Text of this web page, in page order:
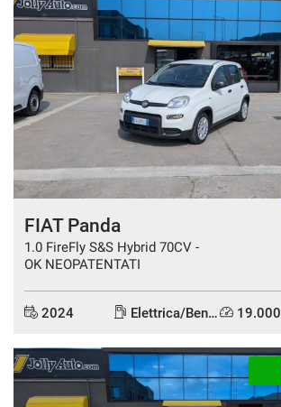
FIAT Panda
1.0 FireFly S&S Hybrid 70CV -
OK NEOPATENTATI
2024 Elettrica/Benzina 19.000